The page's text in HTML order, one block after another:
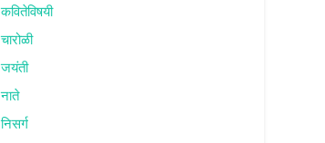
कवितेविषयी
चारोळी
जयंती
नाते
निसर्ग